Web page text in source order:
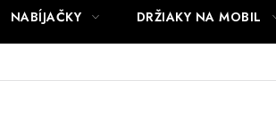
NABÍJAČKY DRŽIAKY NA MOBIL